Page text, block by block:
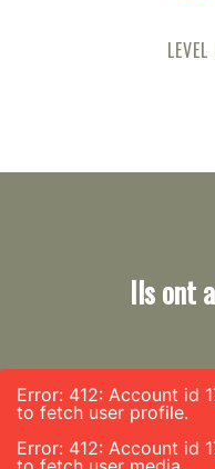
Ils ont
Error: 412: Account id
to fetch user profile.
Error: 412: Account id